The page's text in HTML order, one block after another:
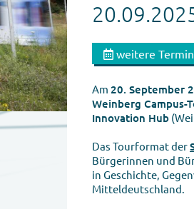
weitere
Am 20. September
Weinberg Campus-
Innovation Hub
Das Tourformat der
Bürgerinnen und
in Geschichte,
Mitteldeutschland.